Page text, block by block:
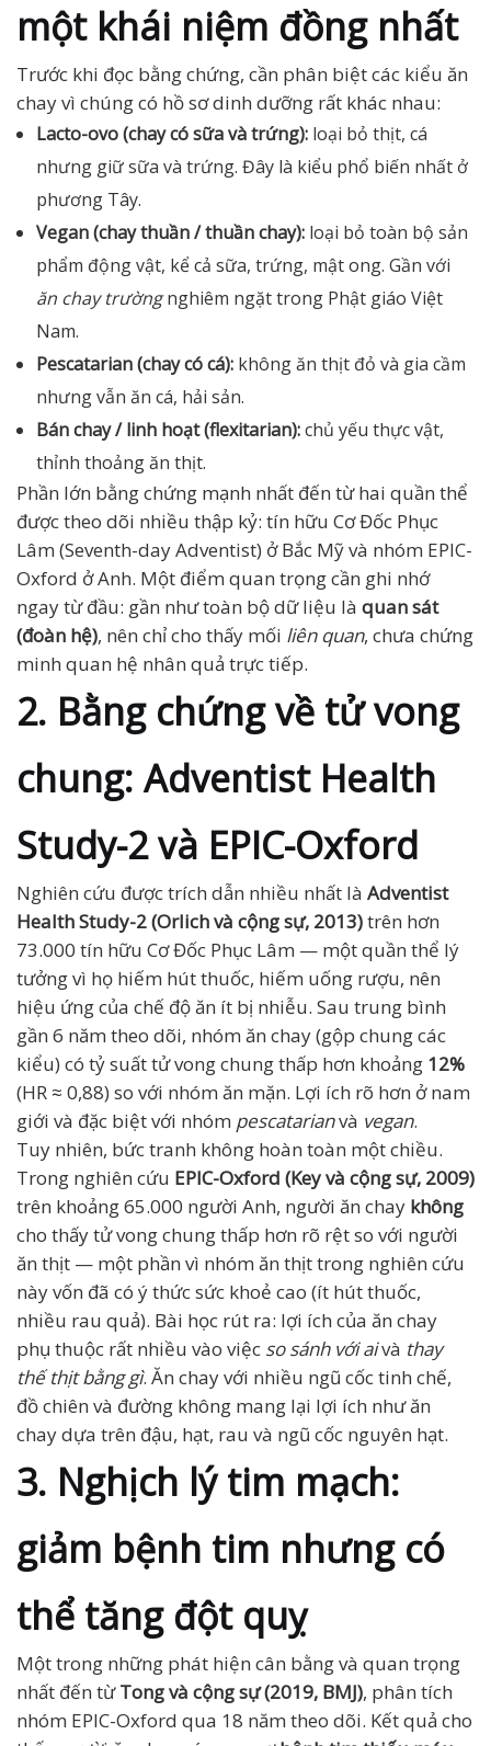
một khái niệm đồng nhất
Trước khi đọc bằng chứng, cần phân biệt các kiểu ăn
chay vì chúng có hồ sơ dinh dưỡng rất khác nhau:
Lacto-ovo (chay có sữa và trứng): loại bỏ thịt, cá
nhưng giữ sữa và trứng. Đây là kiểu phổ biến nhất ở
phương Tây.
Vegan (chay thuần / thuần chay): loại bỏ toàn bộ sản
phẩm động vật, kể cả sữa, trứng, mật ong. Gần với
ăn chay trườngnghiêm ngặt trong Phật giáo Việt
Nam.
Pescatarian (chay có cá): không ăn thịt đỏ và gia cầm
nhưng vẫn ăn cá, hải sản.
Bán chay / linh hoạt (flexitarian):chủ yếu thực vật,
thỉnh thoảng ăn thịt.
Phần lớn bằng chứng mạnh nhất đến từ hai quần thể
được theo dõi nhiều thập kỷ: tín hữu Cơ Đốc Phục
Lâm (Seventh-day Adventist) ở Bắc Mỹ và nhóm EPIC-
Oxford ở Anh. Một điểm quan trọng cần ghi nhớ
ngay từ đầu: gần như toàn bộ dữ liệu là quan sát
(đoàn hệ), nên chỉ cho thấy mối liên quan, chưa chứng
minh quan hệ nhân quả trực tiếp.
2. Bằng chứng về tử vong
chung: Adventist Health
Study-2 và EPIC-Oxford
Nghiên cứu được trích dẫn nhiều nhất là Adventist
Health Study-2 (Orlich và cộng sự, 2013)trên hơn
73.000 tín hữu Cơ Đốc Phục Lâm — một quần thể lý
tưởng vì họ hiếm hút thuốc, hiếm uống rượu, nên
hiệu ứng của chế độ ăn ít bị nhiễu. Sau trung bình
gần 6 năm theo dõi, nhóm ăn chay (gộp chung các
kiểu) có tỷ suất tử vong chung thấp hơn khoảng 12%
(HR ≈ 0,88) so với nhóm ăn mặn. Lợi ích rõ hơn ở nam
giới và đặc biệt với nhóm pescatarianvà vegan.
Tuy nhiên, bức tranh không hoàn toàn một chiều.
Trong nghiên cứu EPIC-Oxford (Key và cộng sự, 2009)
trên khoảng 65.000 người Anh, người ăn chay không
cho thấy tử vong chung thấp hơn rõ rệt so với người
ăn thịt — một phần vì nhóm ăn thịt trong nghiên cứu
này vốn đã có ý thức sức khoẻ cao (ít hút thuốc,
nhiều rau quả). Bài học rút ra: lợi ích của ăn chay
phụ thuộc rất nhiều vào việc so sánh với aivà thay
thế thịt bằng gì. Ăn chay với nhiều ngũ cốc tinh chế,
đồ chiên và đường không mang lại lợi ích như ăn
chay dựa trên đậu, hạt, rau và ngũ cốc nguyên hạt.
3. Nghịch lý tim mạch:
giảm bệnh tim nhưng có
thể tăng đột quỵ
Một trong những phát hiện cân bằng và quan trọng
nhất đến từTong và cộng sự (2019, BMJ), phân tích
nhóm EPIC-Oxford qua 18 năm theo dõi. Kết quả cho